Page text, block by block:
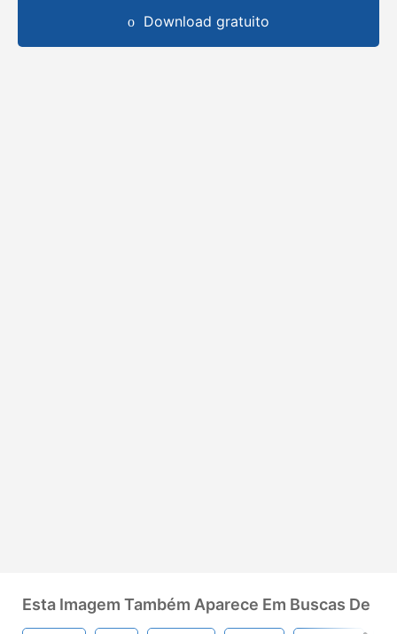
Download gratuito
Esta Imagem Também Aparece Em Buscas De